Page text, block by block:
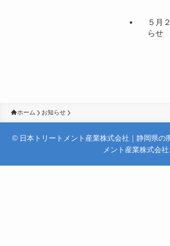
５月
らせ
ホーム お知らせ
© 日本トリートメント産業株式会社｜静岡県の
メント産業株式会社.